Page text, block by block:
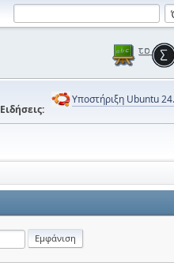
Ειδήσεις:
Υποστήριξη Ubuntu